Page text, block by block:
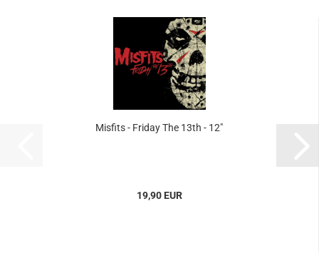
Misfits - Friday The 13th - 12"
19,90 EUR